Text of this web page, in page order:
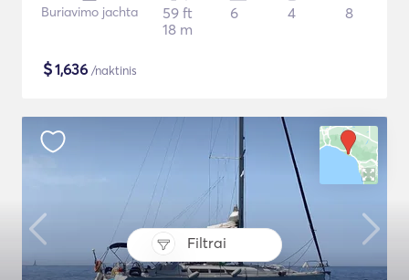
Filtrai
Buriavimo jachta
59 ft
18 m
6 4 8
$1,636 /naktinis